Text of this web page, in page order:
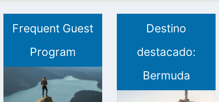
Frequent Guest
Program
Destino
destacado:
Bermuda